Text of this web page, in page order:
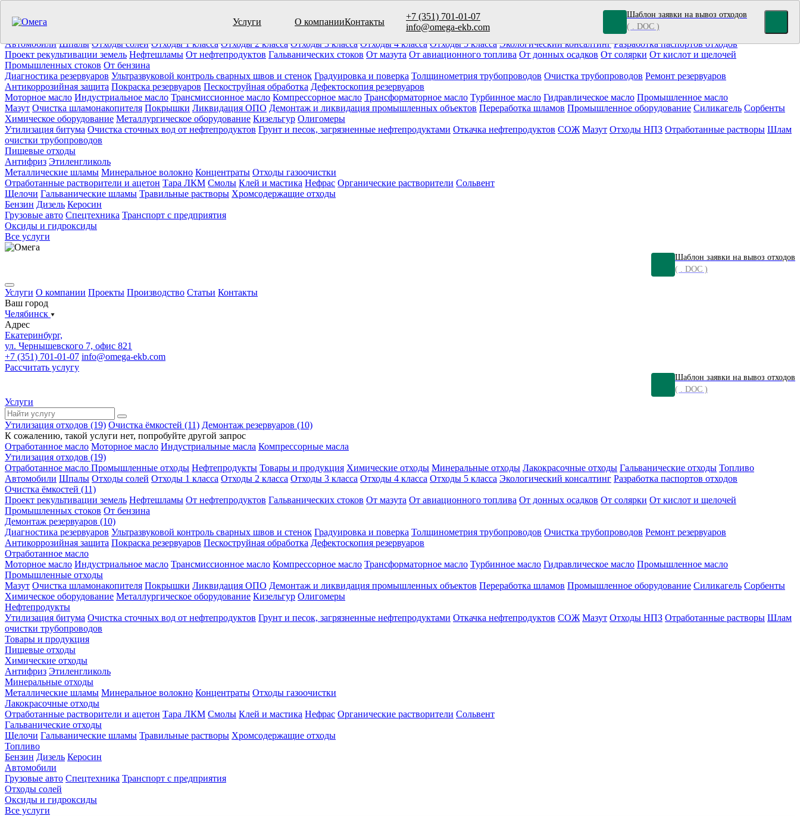
Услуги О компанииКонтакты
+7 (351) 701-01-07
info@omega-ekb.com
Шаблон заявки на вывоз отходов
( . DOC )
Утилизация отходов (19)
Демонтаж резервуаров (10)
Химические отходы Минеральные отходы Лакокрасочные отходы Гальванические отходы
Автомобили Шпалы Отходы солей Отходы 1 класса Отходы 2 класса Отходы 3 класса Отходы 4 класса Отходы 5 класса Экологический консалтинг Разработка паспортов отходов
Проект рекультивации земель Нефтешламы От нефтепродуктов Гальванических стоков От мазута От авиационного топлива От донных осадков От солярки От кислот и щелочей
Промышленных стоков От бензина
Диагностика резервуаров Ультразвуковой контроль сварных швов и стенок Градуировка и поверка Толщинометрия трубопроводов Очистка трубопроводов Ремонт резервуаров
Антикоррозийная защита Покраска резервуаров Пескоструйная обработка Дефектоскопия резервуаров
Моторное масло Индустриальное масло Трансмиссионное масло Компрессорное масло Трансформаторное масло Турбинное масло Гидравлическое масло Промышленное масло
Мазут Очистка шламонакопителя Покрышки Ликвидация ОПО Демонтаж и ликвидация промышленных объектов Переработка шламов Промышленное оборудование Силикагель Сорбенты
Химическое оборудование Металлургическое оборудование Кизельгур Олигомеры
Утилизация битума Очистка сточных вод от нефтепродуктов Грунт и песок, загрязненные нефтепродуктами Откачка нефтепродуктов СОЖ Мазут Отходы НПЗ Отработанные растворы Шлам
очистки трубопроводов
Пищевые отходы
Антифриз Этиленгликоль
Металлические шламы Минеральное волокно Концентраты Отходы газоочистки
Отработанные растворители и ацетон Тара ЛКМ Смолы Клей и мастика Нефрас Органические растворители Сольвент
Щелочи Гальванические шламы Травильные растворы Хромсодержащие отходы
Бензин Дизель Керосин
Грузовые авто Спецтехника Транспорт с предприятия
Оксиды и гидроксиды
Все услуги
Шаблон заявки на вывоз отходов
( . DOC )
Услуги О компании Проекты Производство Статьи Контакты
Ваш город
Челябинск
Адрес
Екатеринбург,
ул. Чернышевского 7, офис 821
+7 (351) 701-01-07 info@omega-ekb.com
Рассчитать услугу
Шаблон заявки на вывоз отходов
( . DOC )
Услуги
Утилизация отходов (19) Очистка ёмкостей (11) Демонтаж резервуаров (10)
К сожалению, такой услуги нет, попробуйте другой запрос
Отработанное масло Моторное масло Индустриальные масла Компрессорные масла
Утилизация отходов (19)
Отработанное масло Промышленные отходы Нефтепродукты Товары и продукция Химические отходы Минеральные отходы Лакокрасочные отходы Гальванические отходы Топливо
Автомобили Шпалы Отходы солей Отходы 1 класса Отходы 2 класса Отходы 3 класса Отходы 4 класса Отходы 5 класса Экологический консалтинг Разработка паспортов отходов
Очистка ёмкостей (11)
Проект рекультивации земель Нефтешламы От нефтепродуктов Гальванических стоков От мазута От авиационного топлива От донных осадков От солярки От кислот и щелочей
Промышленных стоков От бензина
Демонтаж резервуаров (10)
Диагностика резервуаров Ультразвуковой контроль сварных швов и стенок Градуировка и поверка Толщинометрия трубопроводов Очистка трубопроводов Ремонт резервуаров
Антикоррозийная защита Покраска резервуаров Пескоструйная обработка Дефектоскопия резервуаров
Отработанное масло
Моторное масло Индустриальное масло Трансмиссионное масло Компрессорное масло Трансформаторное масло Турбинное масло Гидравлическое масло Промышленное масло
Промышленные отходы
Мазут Очистка шламонакопителя Покрышки Ликвидация ОПО Демонтаж и ликвидация промышленных объектов Переработка шламов Промышленное оборудование Силикагель Сорбенты
Химическое оборудование Металлургическое оборудование Кизельгур Олигомеры
Нефтепродукты
Утилизация битума Очистка сточных вод от нефтепродуктов Грунт и песок, загрязненные нефтепродуктами Откачка нефтепродуктов СОЖ Мазут Отходы НПЗ Отработанные растворы Шлам
очистки трубопроводов
Товары и продукция
Пищевые отходы
Химические отходы
Антифриз Этиленгликоль
Минеральные отходы
Металлические шламы Минеральное волокно Концентраты Отходы газоочистки
Лакокрасочные отходы
Отработанные растворители и ацетон Тара ЛКМ Смолы Клей и мастика Нефрас Органические растворители Сольвент
Гальванические отходы
Щелочи Гальванические шламы Травильные растворы Хромсодержащие отходы
Топливо
Бензин Дизель Керосин
Автомобили
Грузовые авто Спецтехника Транспорт с предприятия
Отходы солей
Оксиды и гидроксиды
Все услуги